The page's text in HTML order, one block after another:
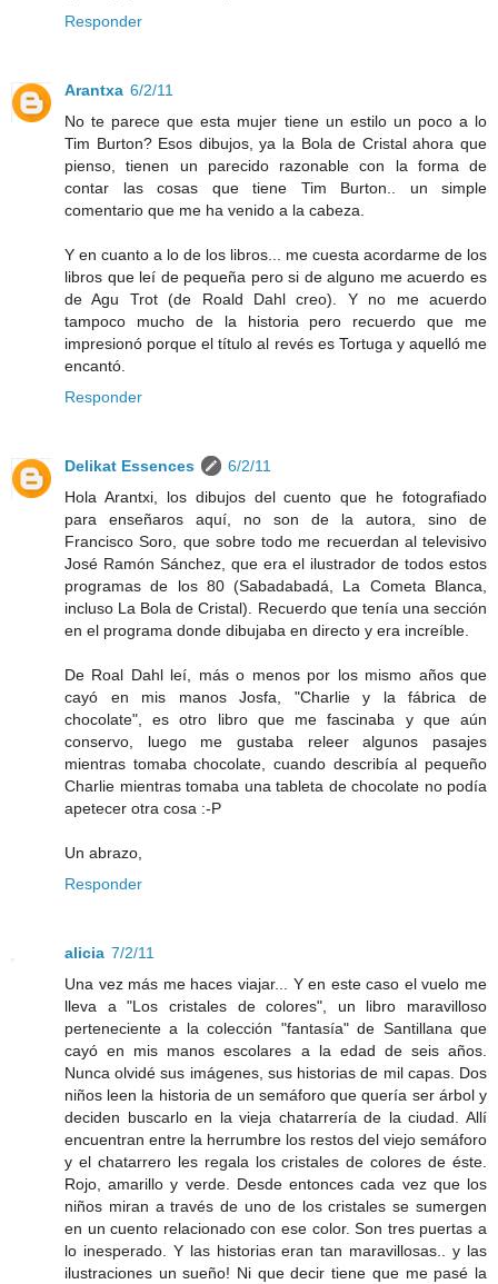
Responder
Arantxa 6/2/11
No te parece que esta mujer tiene un estilo un poco a lo
Tim Burton? Esos dibujos, ya la Bola de Cristal ahora que
pienso, tienen un parecido razonable con la forma de
contar las cosas que tiene Tim Burton.. un simple
comentario que me ha venido a la cabeza.
Y en cuanto a lo de los libros... me cuesta acordarme de los
libros que leí de pequeña pero si de alguno me acuerdo es
de Agu Trot (de Roald Dahl creo). Y no me acuerdo
tampoco mucho de la historia pero recuerdo que me
impresionó porque el título al revés es Tortuga y aquelló me
encantó.
Responder
Delikat Essences
6/2/11
Hola Arantxi, los dibujos del cuento que he fotografiado
para enseñaros aquí, no son de la autora, sino de
Francisco Soro, que sobre todo me recuerdan al televisivo
José Ramón Sánchez, que era el ilustrador de todos estos
programas de los 80 (Sabadabadá, La Cometa Blanca,
incluso La Bola de Cristal). Recuerdo que tenía una sección
en el programa donde dibujaba en directo y era increíble.
De Roal Dahl leí, más o menos por los mismo años que
cayó en mis manos Josfa, "Charlie y la fábrica de
chocolate", es otro libro que me fascinaba y que aún
conservo, luego me gustaba releer algunos pasajes
mientras tomaba chocolate, cuando describía al pequeño
Charlie mientras tomaba una tableta de chocolate no podía
apetecer otra cosa :-P
Un abrazo,
Responder
alicia 7/2/11
Una vez más me haces viajar... Y en este caso el vuelo me
lleva a "Los cristales de colores", un libro maravilloso
perteneciente a la colección "fantasía" de Santillana que
cayó en mis manos escolares a la edad de seis años.
Nunca olvidé sus imágenes, sus historias de mil capas. Dos
niños leen la historia de un semáforo que quería ser árbol y
deciden buscarlo en la vieja chatarrería de la ciudad. Allí
encuentran entre la herrumbre los restos del viejo semáforo
y el chatarrero les regala los cristales de colores de éste.
Rojo, amarillo y verde. Desde entonces cada vez que los
niños miran a través de uno de los cristales se sumergen
en un cuento relacionado con ese color. Son tres puertas a
lo inesperado. Y las historias eran tan maravillosas.. y las
ilustraciones un sueño! Ni que decir tiene que me pasé la